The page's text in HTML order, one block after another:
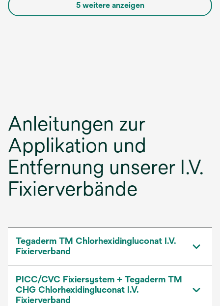
5 weitere anzeigen
Anleitungen zur
Applikation und
Entfernung unserer I.V.
Fixierverbände
Tegaderm TM Chlorhexidingluconat I.V.
Fixierverband
PICC/CVC Fixiersystem + Tegaderm TM
CHG Chlorhexidingluconat I.V.
Fixierverband